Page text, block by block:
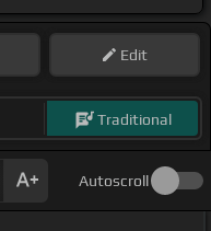
Edit
Traditional
Autoscroll